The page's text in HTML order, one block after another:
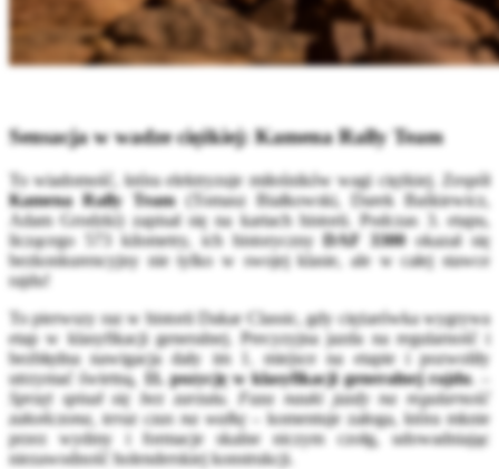
Sensacja w wadze ciężkiej: Kamena Rally Team
To wiadomość, która elektryzuje miłośników wagi ciężkiej. Zespół
Kamena Rally Team(Tomasz Białkowski, Darek Baśkiewicz,
Adam Grodzki) zapisał się na kartach historii. Podczas 3. etapu,
liczącego 573 kilometry, ich historycznyDAF 3300okazał się
bezkonkurencyjny nie tylko w swojej klasie, ale w całej stawce
rajdu!
To pierwszy raz w historii Dakar Classic, gdy ciężarówka wygrywa
etap w klasyfikacji generalnej. Precyzyjna jazda na regularność i
bezbłędna nawigacja dały im 1. miejsce na etapie i pozwoliły
utrzymać świetną, 11. pozycję w klasyfikacji generalnej rajdu. –
Sprzęt spisał się bez zarzutu. Faza nauki jazdy na regularność
zakończona, teraz czas na walkę– komentuje załoga, która mknie
przez wydmy i formacje skalne niczym czołg, udowadniając
niezawodność holenderskiej konstrukcji.